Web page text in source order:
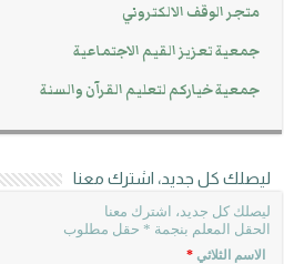
متجر الوقف الالكتروني
جمعية تعزيز القيم الاجتماعية
جمعية خياركم لتعليم القرآن والسنة
ليصلك كل جديد، اشترك معنا
ليصلك كل جديد، اشترك معنا
الحقل المعلم بنجمة * حقل مطلوب
الاسم الثلاثي*